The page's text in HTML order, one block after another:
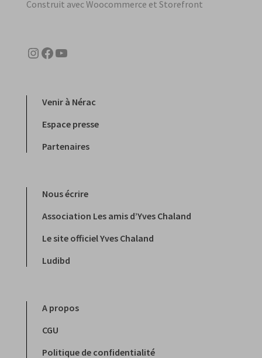
Construit avec Woocommerce et Storefront
Instagram
Facebook
YouTube
Venir à Nérac
Espace presse
Partenaires
Nous écrire
Association Les amis d’Yves Chaland
Le site officiel Yves Chaland
Ludibd
A propos
CGU
Politique de confidentialité